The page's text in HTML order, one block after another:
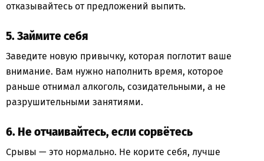
отказывайтесь от предложений выпить.
5. Займите себя
Заведите новую привычку, которая поглотит ваше
внимание. Вам нужно наполнить время, которое
раньше отнимал алкоголь, созидательными, а не
разрушительными занятиями.
6. Не отчаивайтесь, если сорвётесь
Срывы — это нормально. Не корите себя, лучше